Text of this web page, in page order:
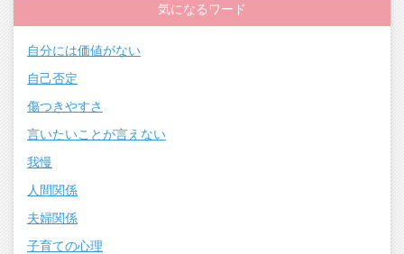
気になるワード
自分には価値がない
自己否定
傷つきやすさ
言いたいことが言えない
我慢
人間関係
夫婦関係
子育ての心理